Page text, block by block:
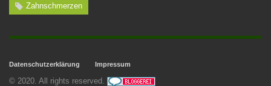
Zahnschmerzen
Datenschutzerklärung Impressum
© 2020. All rights reserved.